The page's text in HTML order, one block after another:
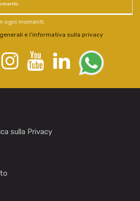
ogni momenti.
e l’informativa sulla privacy.
sulla Privacy